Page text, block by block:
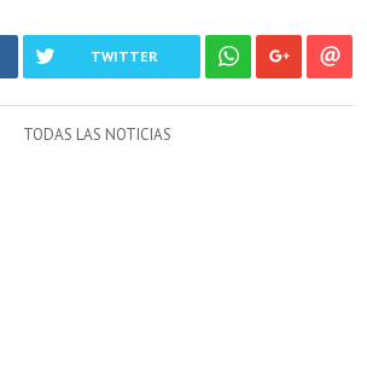
TWITTER
TODAS LAS NOTICIAS